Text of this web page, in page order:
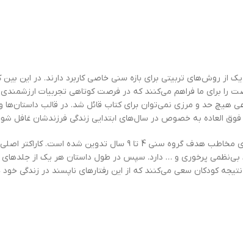
روش‌های تربیتی برای بازه سنی خاصی کاربرد دارند. در این بین
را برای ما فراهم می‌کنند که در فرصت کوتاهی تجربیات
هیچ حد و مرزی نمی‌توان برای کتاب قائل شد. در قالب داستان‌ها و
فوق العاده به خصوص در سال‌های ابتدایی زندگی فرزندشان غافل
در اینجا مجموعه کتاب‌های فسقلی‌ها را به شما معرفی می‌کنیم. این مجموعه در 45 جلد و برای مخاطب هدف گروه سنی 4 تا 9 سال تدوین
پرخوری و … دارد. سپس در طول داستان هر یک از جلدهای
کودکان سعی می‌کنند که از این رفتارهای ناپسند در زندگی